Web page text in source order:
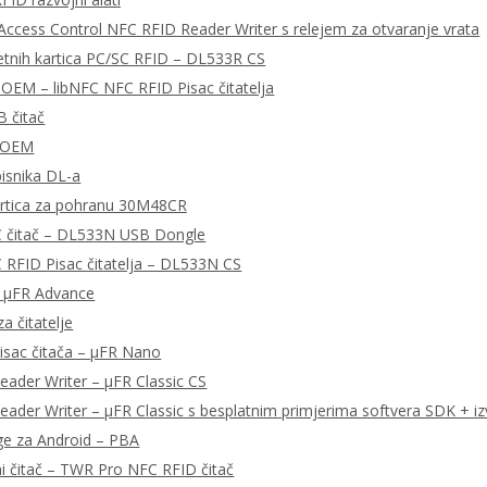
Control NFC RFID Reader Writer s relejem za otvaranje vrata
kartica PC/SC RFID – DL533R CS
– libNFC NFC RFID Pisac čitatelja
čitač
DL-a
za pohranu 30M48CR
čitač – DL533N USB Dongle
RFID Pisac čitatelja – DL533N CS
Advance
čitatelje
čitača – μFR Nano
Writer – μFR Classic CS
Writer – μFR Classic s besplatnim primjerima softvera SDK +
za Android – PBA
čitač – TWR Pro NFC RFID čitač